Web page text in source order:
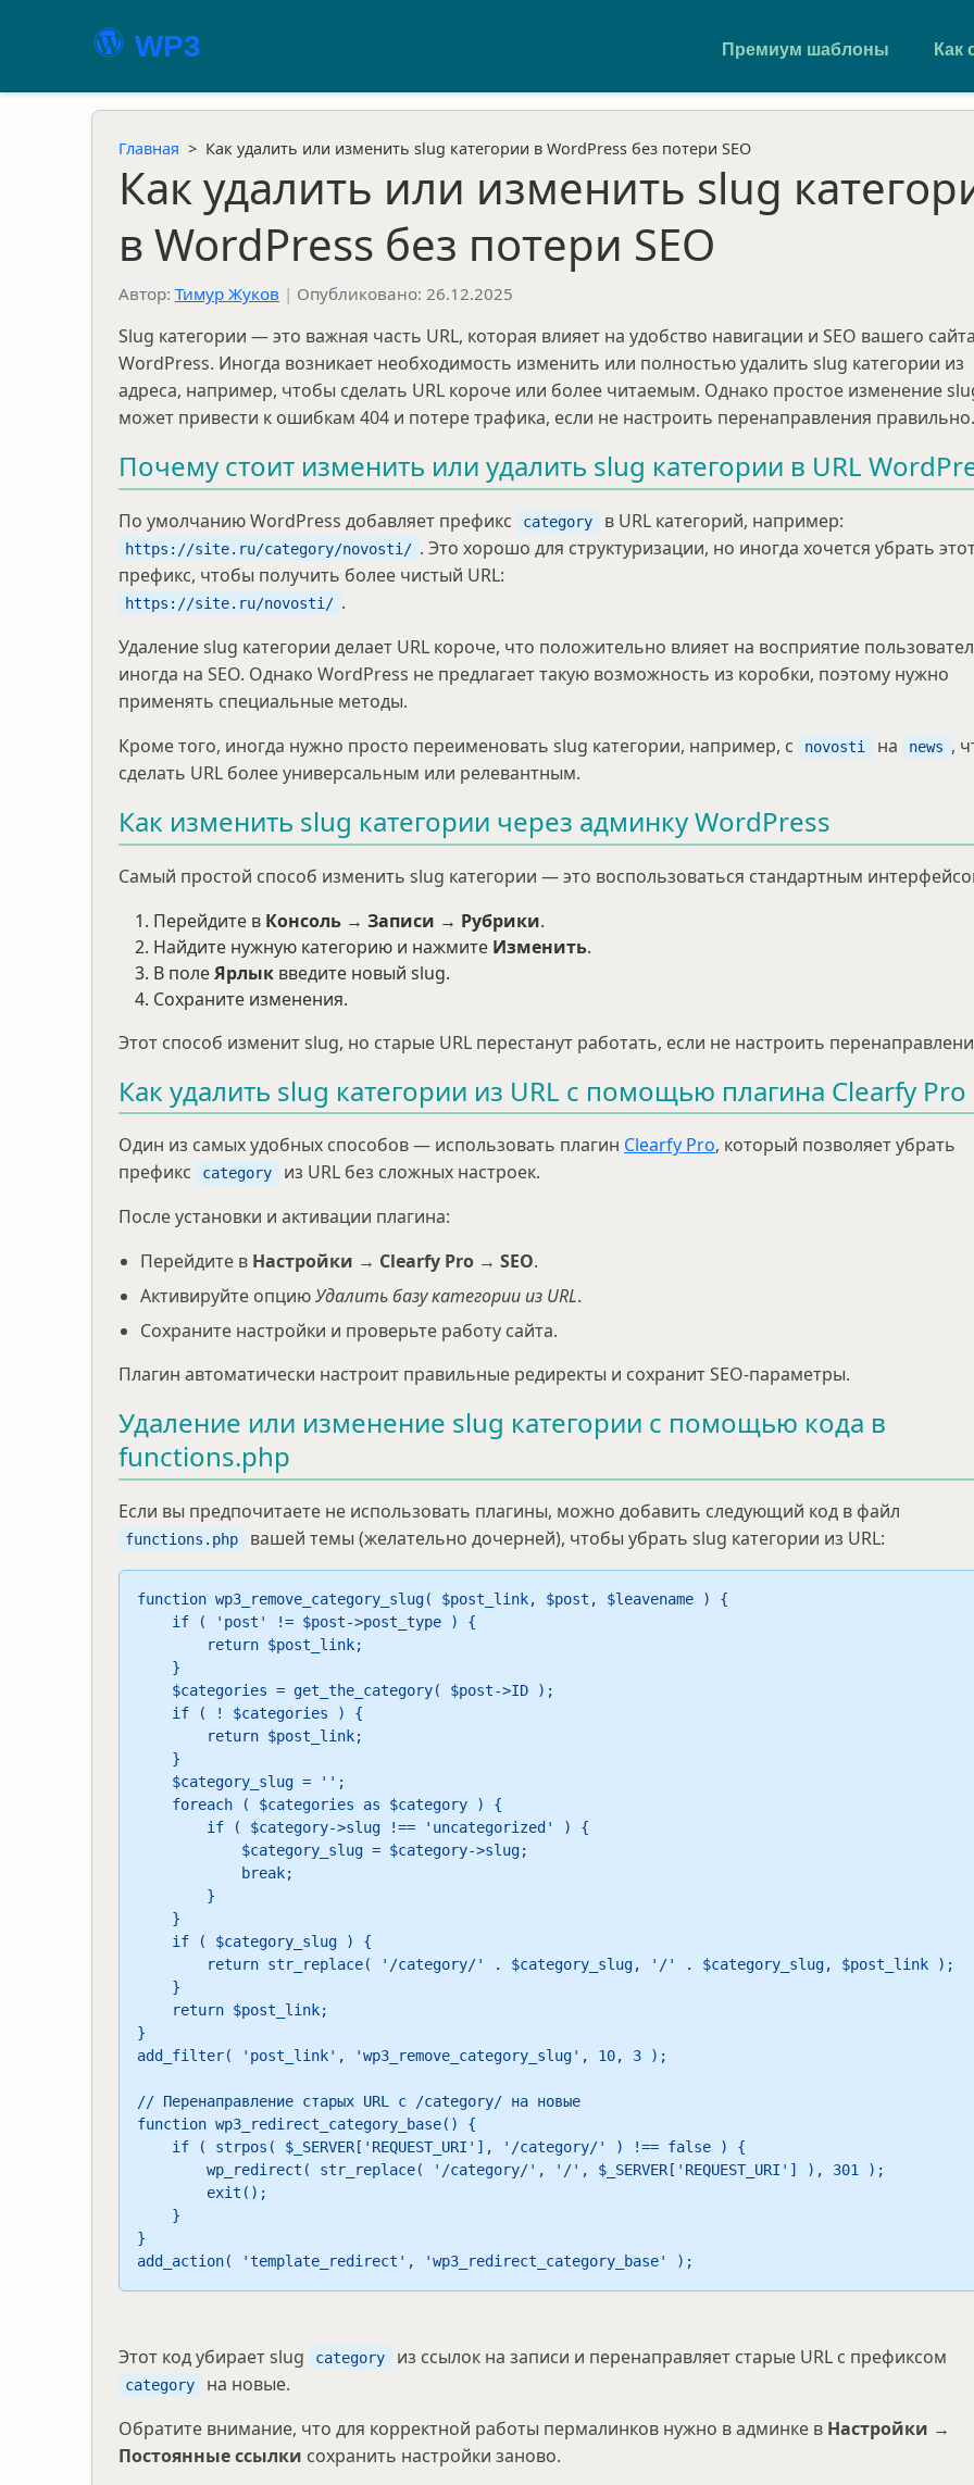
WP3 Премиум шаблоны Как
Главная > Как удалить или изменить slug категории в WordPress без потери SEO
Как удалить или изменить slug
в WordPress без потери SEO
Автор: Тимур Жуков | Опубликовано: 26.12.2025
Slug категории — это важная часть URL, которая влияет на удобство навигации и SEO вашего
WordPress. Иногда возникает необходимость изменить или полностью удалить slug категории из
адреса, например, чтобы сделать URL короче или более читаемым. Однако простое изменение
может привести к ошибкам 404 и потере трафика, если не настроить перенаправления правильно.
Почему стоит изменить или удалить slug категории в URL
По умолчанию WordPress добавляет префикс category в URL категорий, например:
https://site.ru/category/novosti/ . Это хорошо для структуризации, но иногда хочется убрать
префикс, чтобы получить более чистый URL:
https://site.ru/novosti/ .
Удаление slug категории делает URL короче, что положительно влияет на восприятие
иногда на SEO. Однако WordPress не предлагает такую возможность из коробки, поэтому нужно
применять специальные методы.
Кроме того, иногда нужно просто переименовать slug категории, например, с
novosti на news ,
сделать URL более универсальным или релевантным.
Как изменить slug категории через админку WordPress
Самый простой способ изменить slug категории — это воспользоваться стандартным
Перейдите в Консоль → Записи → Рубрики.
Найдите нужную категорию и нажмите Изменить.
В полеЯрлык введите новый slug.
Сохраните изменения.
Этот способ изменит slug, но старые URL перестанут работать, если не настроить
Как удалить slug категории из URL с помощью плагина Clearfy Pro
Один из самых удобных способов — использовать плагин Clearfy Pro, который позволяет убрать
префикс
category
из URL без сложных настроек.
После установки и активации плагина:
Перейдите в Настройки → Clearfy Pro → SEO.
Активируйте опциюУдалить базу категории из URL.
Сохраните настройки и проверьте работу сайта.
Плагин автоматически настроит правильные редиректы и сохранит SEO-параметры.
Удаление или изменение slug категории с помощью кода в
functions.php
Если вы предпочитаете не использовать плагины, можно добавить следующий код в файл
functions.php вашей темы (желательно дочерней), чтобы убрать slug категории из URL:
function wp3_remove_category_slug( $post_link, $post, $leavename ) {
}
add_filter( 'post_link', 'wp3_remove_category_slug', 10, 3 );
// Перенаправление старых URL с /category/ на новые
function wp3_redirect_category_base() {
}
add_action( 'template_redirect', 'wp3_redirect_category_base' );
Этот код убирает slug category из ссылок на записи и перенаправляет старые URL с префиксом
category
на новые.
Обратите внимание, что для корректной работы пермалинков нужно в админке в Настройки →
Постоянные ссылки сохранить настройки заново.